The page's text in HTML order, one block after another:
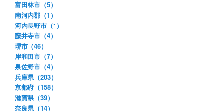
富田林市（5）
南河内郡（1）
河内長野市（1）
藤井寺市（4）
堺市（46）
岸和田市（7）
泉佐野市（4）
兵庫県（203）
京都府（158）
滋賀県（39）
奈良県（14）